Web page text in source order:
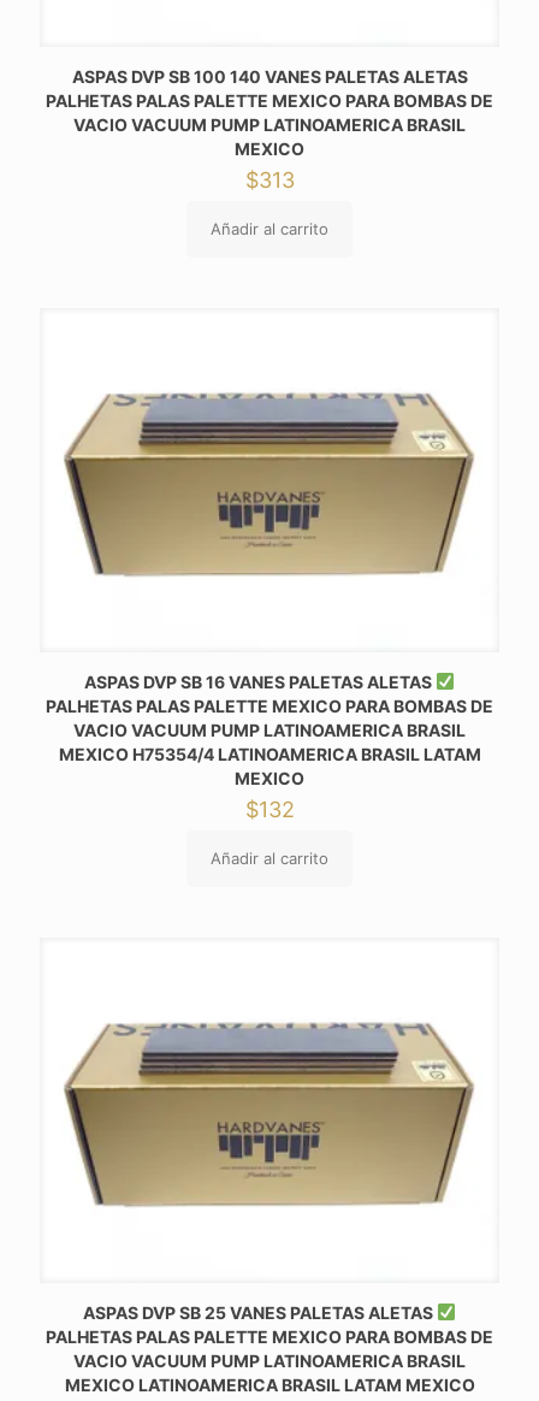
ASPAS DVP SB 100 140 VANES PALETAS ALETAS
PALHETAS PALAS PALETTE MEXICO PARA BOMBAS DE
VACIO VACUUM PUMP LATINOAMERICA BRASIL
MEXICO
$313
Añadir al carrito
ASPAS DVP SB 16 VANES PALETAS ALETAS
PALHETAS PALAS PALETTE MEXICO PARA BOMBAS DE
VACIO VACUUM PUMP LATINOAMERICA BRASIL
MEXICO H75354/4 LATINOAMERICA BRASIL LATAM
MEXICO
$132
Añadir al carrito
ASPAS DVP SB 25 VANES PALETAS ALETAS
PALHETAS PALAS PALETTE MEXICO PARA BOMBAS DE
VACIO VACUUM PUMP LATINOAMERICA BRASIL
MEXICO LATINOAMERICA BRASIL LATAM MEXICO